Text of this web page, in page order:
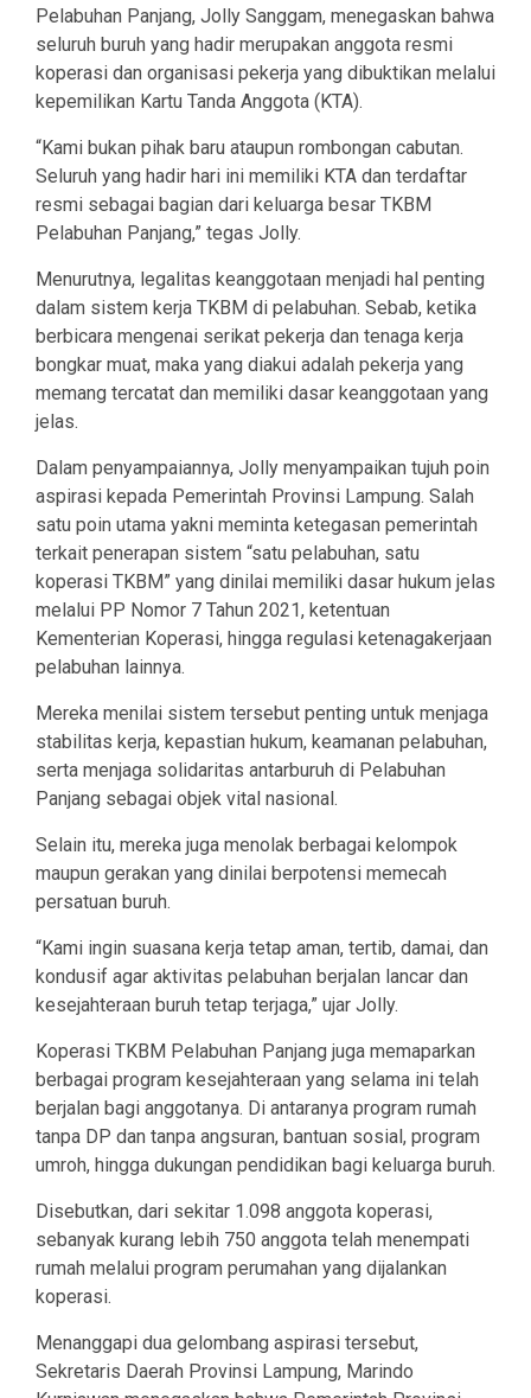
Pelabuhan Panjang, Jolly Sanggam, menegaskan bahwa
seluruh buruh yang hadir merupakan anggota resmi
koperasi dan organisasi pekerja yang dibuktikan melalui
kepemilikan Kartu Tanda Anggota (KTA).
“Kami bukan pihak baru ataupun rombongan cabutan.
Seluruh yang hadir hari ini memiliki KTA dan terdaftar
resmi sebagai bagian dari keluarga besar TKBM
Pelabuhan Panjang,” tegas Jolly.
Menurutnya, legalitas keanggotaan menjadi hal penting
dalam sistem kerja TKBM di pelabuhan. Sebab, ketika
berbicara mengenai serikat pekerja dan tenaga kerja
bongkar muat, maka yang diakui adalah pekerja yang
memang tercatat dan memiliki dasar keanggotaan yang
jelas.
Dalam penyampaiannya, Jolly menyampaikan tujuh poin
aspirasi kepada Pemerintah Provinsi Lampung. Salah
satu poin utama yakni meminta ketegasan pemerintah
terkait penerapan sistem “satu pelabuhan, satu
koperasi TKBM” yang dinilai memiliki dasar hukum jelas
melalui PP Nomor 7 Tahun 2021, ketentuan
Kementerian Koperasi, hingga regulasi ketenagakerjaan
pelabuhan lainnya.
Mereka menilai sistem tersebut penting untuk menjaga
stabilitas kerja, kepastian hukum, keamanan pelabuhan,
serta menjaga solidaritas antarburuh di Pelabuhan
Panjang sebagai objek vital nasional.
Selain itu, mereka juga menolak berbagai kelompok
maupun gerakan yang dinilai berpotensi memecah
persatuan buruh.
“Kami ingin suasana kerja tetap aman, tertib, damai, dan
kondusif agar aktivitas pelabuhan berjalan lancar dan
kesejahteraan buruh tetap terjaga,” ujar Jolly.
Koperasi TKBM Pelabuhan Panjang juga memaparkan
berbagai program kesejahteraan yang selama ini telah
berjalan bagi anggotanya. Di antaranya program rumah
tanpa DP dan tanpa angsuran, bantuan sosial, program
umroh, hingga dukungan pendidikan bagi keluarga buruh.
Disebutkan, dari sekitar 1.098 anggota koperasi,
sebanyak kurang lebih 750 anggota telah menempati
rumah melalui program perumahan yang dijalankan
koperasi.
Menanggapi dua gelombang aspirasi tersebut,
Sekretaris Daerah Provinsi Lampung, Marindo